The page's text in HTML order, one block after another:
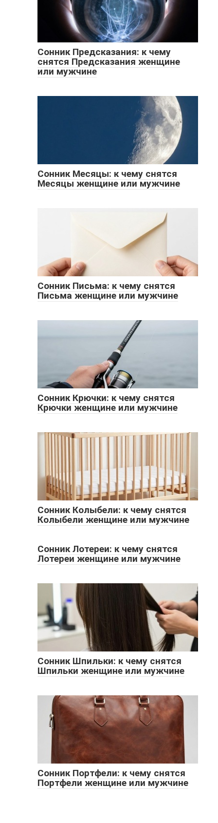
Сонник Предсказания: к чему
снятся Предсказания женщине
или мужчине
Сонник Месяцы: к чему снятся
Месяцы женщине или мужчине
Сонник Письма: к чему снятся
Письма женщине или мужчине
Сонник Крючки: к чему снятся
Крючки женщине или мужчине
Сонник Колыбели: к чему снятся
Колыбели женщине или мужчине
Сонник Лотереи: к чему снятся
Лотереи женщине или мужчине
Сонник Шпильки: к чему снятся
Шпильки женщине или мужчине
Сонник Портфели: к чему снятся
Портфели женщине или мужчине